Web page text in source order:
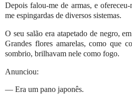
Depois falou-me de armas, e
me espingardas de diversos sistemas.
O seu salão era atapetado de negro,
Grandes flores amarelas, como que
sombrio, brilhavam nele como fogo.
Anunciou:
— Era um pano japonês.